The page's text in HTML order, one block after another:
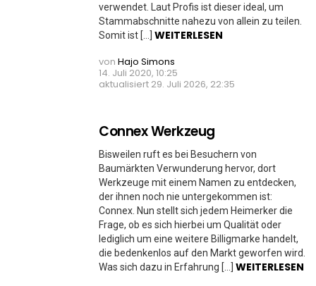
verwendet. Laut Profis ist dieser ideal, um
Stammabschnitte nahezu von allein zu teilen.
Somit ist […] WEITERLESEN
von Hajo Simons
14. Juli 2020, 10:25
aktualisiert 29. Juli 2026, 22:35
Connex Werkzeug
Bisweilen ruft es bei Besuchern von
Baumärkten Verwunderung hervor, dort
Werkzeuge mit einem Namen zu entdecken,
der ihnen noch nie untergekommen ist:
Connex. Nun stellt sich jedem Heimerker die
Frage, ob es sich hierbei um Qualität oder
lediglich um eine weitere Billigmarke handelt,
die bedenkenlos auf den Markt geworfen wird.
Was sich dazu in Erfahrung […] WEITERLESEN